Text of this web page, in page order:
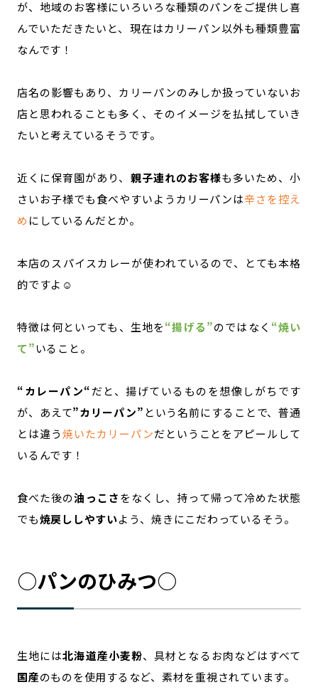
が、地域のお客様にいろいろな種類のパンをご提供し喜
んでいただきたいと、現在はカリーパン以外も種類豊富
なんです！
店名の影響もあり、カリーパンのみしか扱っていないお
店と思われることも多く、そのイメージを払拭していき
たいと考えているそうです。
近くに保育園があり、 親子連れのお客様も多いため、小
さいお子様でも食べやすいようカリーパンは辛さを控え
めにしているんだとか。
本店のスパイスカレーが使われているので、とても本格
的ですよ☺
特徴は何といっても、生地を“揚げる”のではなく “焼い
て”いること。
“カレーパン“だと、揚げているものを想像しがちです
が、あえて”カリーパン” という名前にすることで、普通
とは違う焼いたカリーパンだということをアピールして
いるんです！
食べた後の油っこさをなくし、持って帰って冷めた状態
でも焼戻ししやすいよう、焼きにこだわっているそう。
○パンのひみつ○
生地には北海道産小麦粉、具材となるお肉などはすべて
国産のものを使用するなど、素材を重視されています。